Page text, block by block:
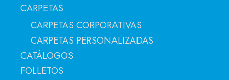
CARPETAS
CARPETAS CORPORATIVAS
CARPETAS PERSONALIZADAS
CATÁLOGOS
FOLLETOS